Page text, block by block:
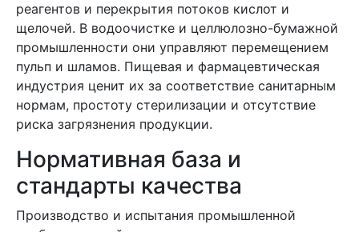
реагентов и перекрытия потоков кислот и
щелочей. В водоочистке и целлюлозно-бумажной
промышленности они управляют перемещением
пульп и шламов. Пищевая и фармацевтическая
индустрия ценит их за соответствие санитарным
нормам, простоту стерилизации и отсутствие
риска загрязнения продукции.
Нормативная база и
стандарты качества
Производство и испытания промышленной